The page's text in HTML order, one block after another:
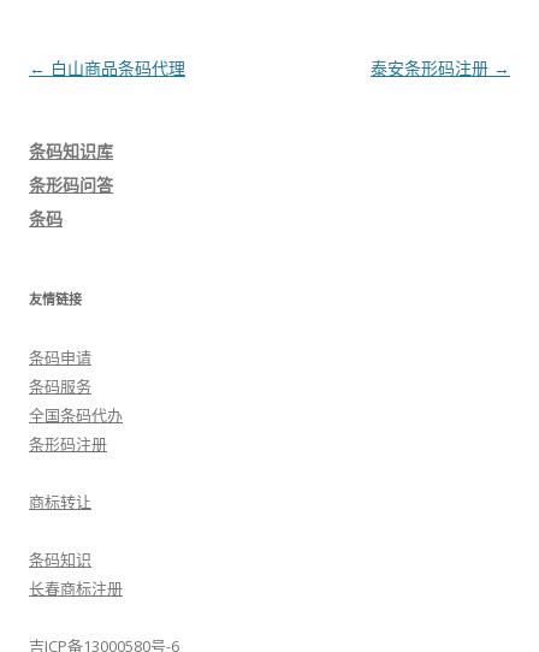
文
← 白山商品条码代理 泰安条形码注册 →
条码知识库
条形码问答
条码
友情链接
条码申请
条码服务
全国条码代办
条形码注册
商标转让
条码知识
长春商标注册
吉ICP备13000580号-6